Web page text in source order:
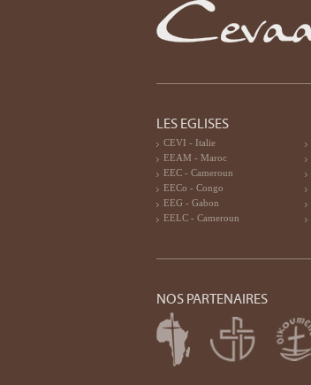
LES EGLISES
CEVI - Italie
EEAM - Maroc
EEC - Cameroun
EECo - Congo
EEG - Gabon
EELC - Cameroun
NOS PARTENAIRES